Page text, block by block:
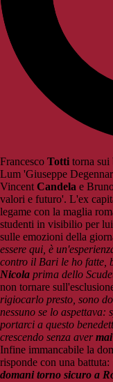
Francesco Totti torna sui
Lum 'Giuseppe
VincentCandela e
valori e futuro'. L'ex
legame con la maglia
studenti in visibilio per
sulle emozioni della
essere qui, è
contro il Bari le ho fatte,
Nicola prima dello
non tornare
rigiocarlo presto, sono
nessuno se lo aspettava:
portarci a questo
crescendo senza aver
Infine immancabile la
risponde con una battuta:
domani torno sicuro a